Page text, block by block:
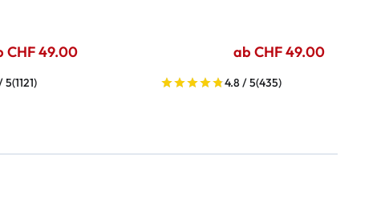
CHF 49.00
5(1121)
ab CHF 49.00
4.8 / 5(435)